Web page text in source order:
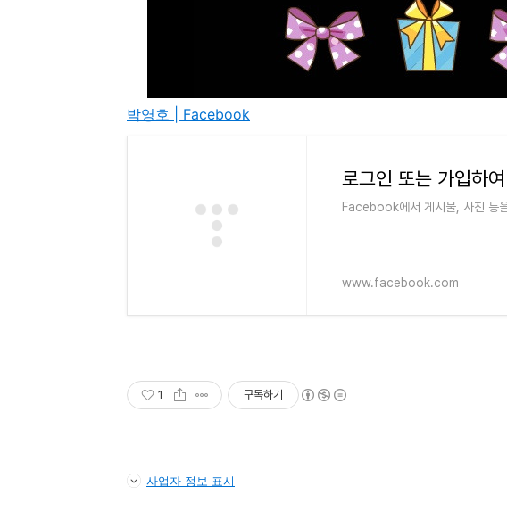
박영호 | Facebook
로그인 또는 가입하
Facebook에서 게시물, 사진 등
www.facebook.com
1 구독하기
사업자 정보 표시